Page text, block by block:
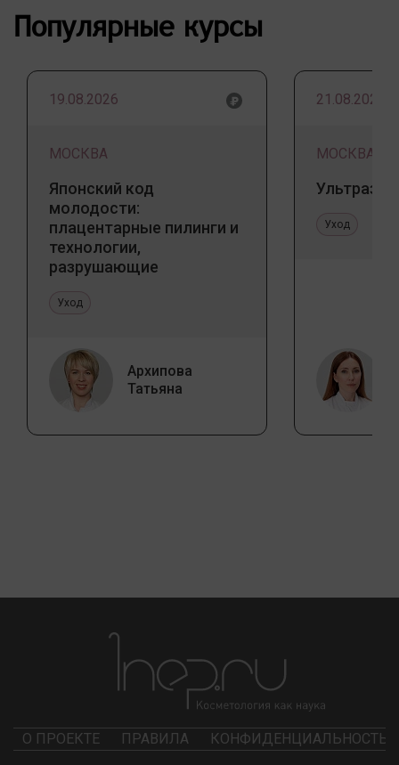
Популярные курсы
19.08.2026
МОСКВА
Японский код
молодости:
плацентарные пилинги и
технологии,
разрушающие
Уход
Архипова
Татьяна
21.08.2026
МОСКВА
Уход
О ПРОЕКТЕ ПРАВИЛА КОНФИДЕНЦИАЛЬНОСТЬ